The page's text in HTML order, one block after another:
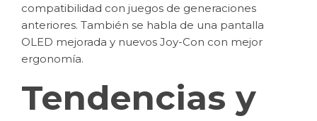
compatibilidad con juegos de generaciones
anteriores. También se habla de una pantalla
OLED mejorada y nuevos Joy-Con con mejor
ergonomía.
Tendencias y